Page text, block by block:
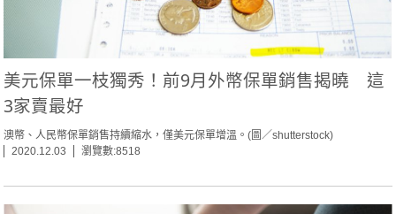
美元保單一枝獨秀！前9月外幣保單銷售揭曉 這
3家賣最好
澳幣、人民幣保單銷售持續縮水，僅美元保單增溫。(圖／shutterstock)
2020.12.03
瀏覽數:8518